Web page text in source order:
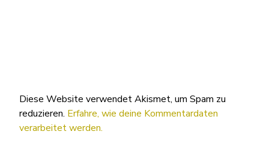
Diese Website verwendet Akismet, um Spam zu
reduzieren. Erfahre, wie deine Kommentardaten
verarbeitet werden.